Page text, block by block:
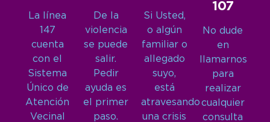
La línea
147
cuenta
con el
Sistema
Único de
Atención
Vecinal
De la
violencia
se puede
salir.
Pedir
ayuda es
el primer
paso.
Si Usted,
o algún
familiar o
allegado
suyo,
está
atravesando
una crisis
107
No dude
en
llamarnos
para
realizar
cualquier
consulta